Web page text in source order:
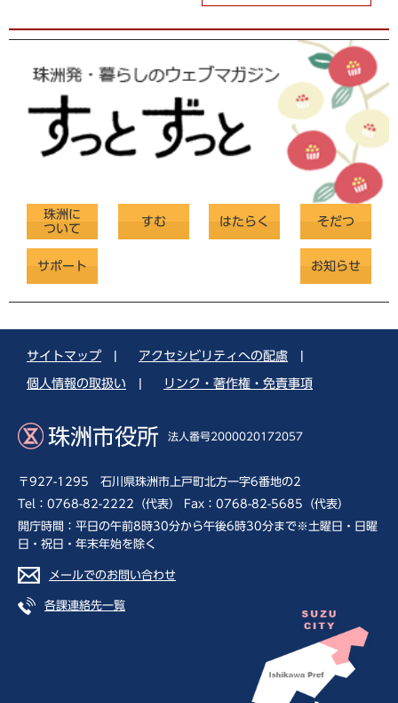
珠洲に
ついて
すむ はたらく そだつ
サポート お知らせ
サイトマップ アクセシビリティへの配慮
個人情報の取扱い リンク・著作権・免責事項
珠洲市役所 法人番号2000020172057
〒927-1295 石川県珠洲市上戸町北方一字6番地の2
Tel：0768-82-2222（代表） Fax：0768-82-5685（代表）
開庁時間：平日の午前8時30分から午後6時30分まで※土曜日・日曜
日・祝日・年末年始を除く
メールでのお問い合わせ
各課連絡先一覧